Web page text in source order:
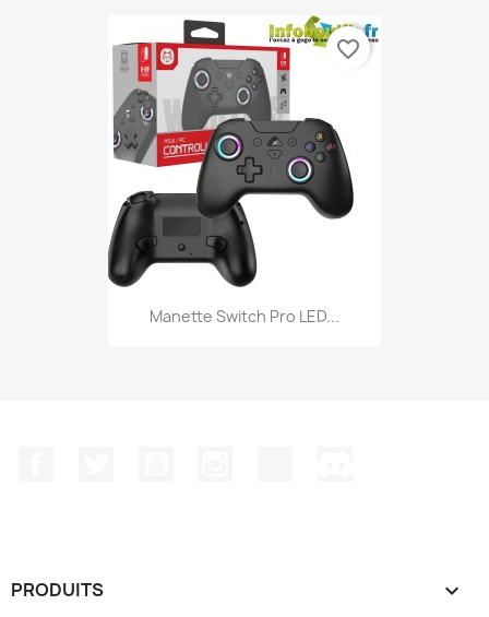
Manette Switch Pro LED...
favorite_border
PRODUITS 